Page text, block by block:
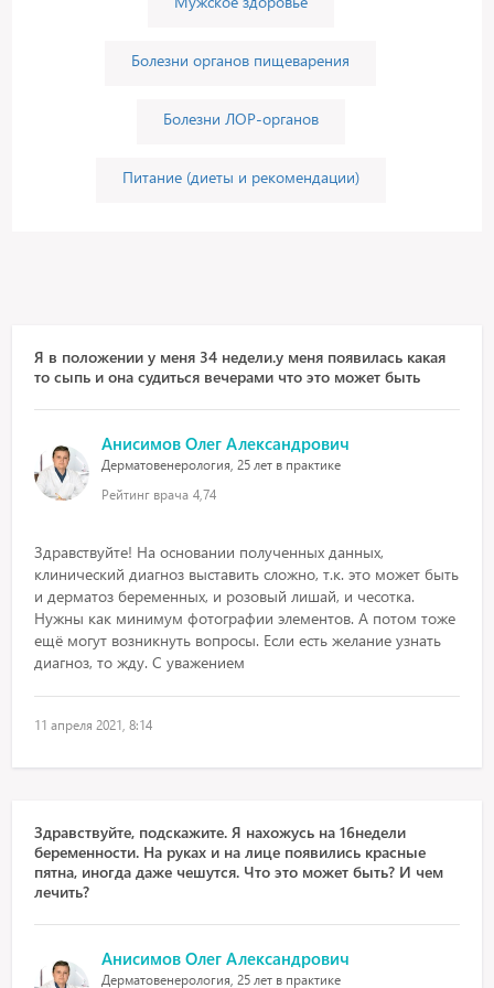
Болезни органов пищеварения
Болезни ЛОР-органов
Питание (диеты и рекомендации)
Я в положении у меня 34 недели.у меня появилась какая
то сыпь и она судиться вечерами что это может быть
Анисимов Олег Александрович
Дерматовенерология, 25 лет в практике
Рейтинг врача 4,74
Здравствуйте! На основании полученных данных,
клинический диагноз выставить сложно, т.к. это может быть
и дерматоз беременных, и розовый лишай, и чесотка.
Нужны как минимум фотографии элементов. А потом тоже
ещё могут возникнуть вопросы. Если есть желание узнать
диагноз, то жду. С уважением
11 апреля 2021, 8:14
Здравствуйте, подскажите. Я нахожусь на 16недели
беременности. На руках и на лице появились красные
пятна, иногда даже чешутся. Что это может быть? И чем
лечить?
Анисимов Олег Александрович
Дерматовенерология, 25 лет в практике